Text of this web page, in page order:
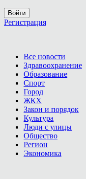
Войти
Регистрация
Все новости
Здравоохранение
Образование
Спорт
Город
ЖКХ
Закон и порядок
Культура
Люди с улицы
Общество
Регион
Экономика